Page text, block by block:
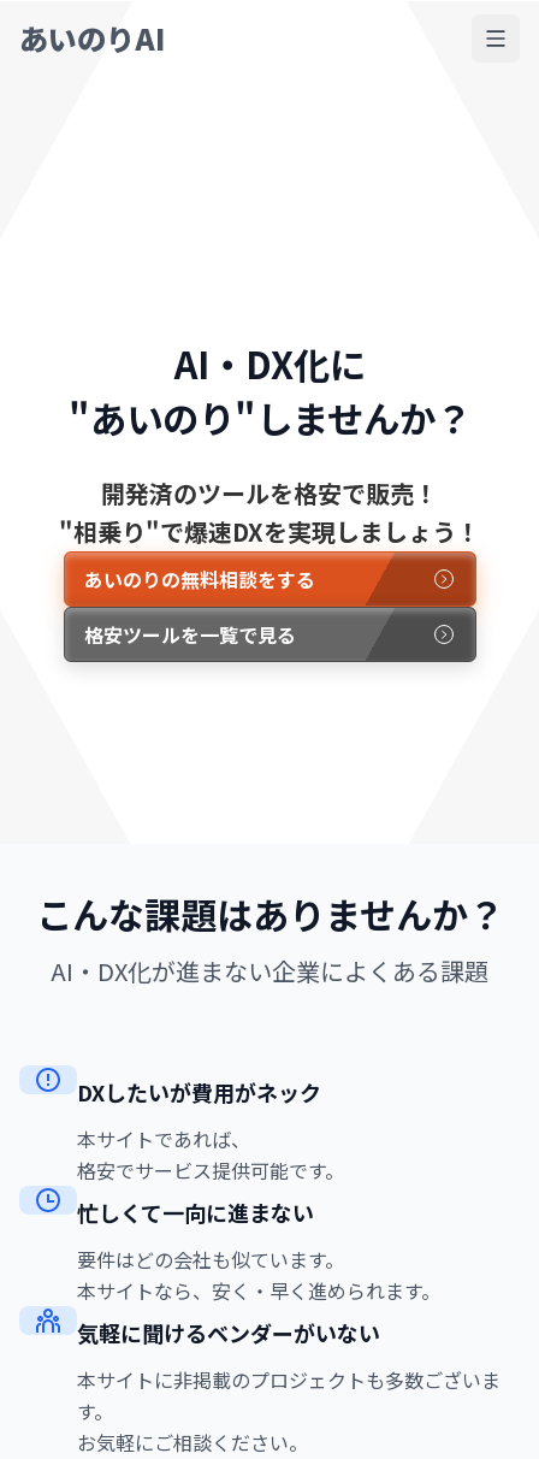
あいのりAI
AI・DX化に
"あいのり"しませんか？
開発済のツールを格安で販売！
"相乗り"で爆速DXを実現しましょう！
あいのりの無料相談をする
格安ツールを一覧で見る
こんな課題はありませんか？
AI・DX化が進まない企業によくある課題
DXしたいが費用がネック
本サイトであれば、
格安でサービス提供可能です。
忙しくて一向に進まない
要件はどの会社も似ています。
本サイトなら、安く・早く進められます。
気軽に聞けるベンダーがいない
本サイトに非掲載のプロジェクトも多数ございま
す。
お気軽にご相談ください。